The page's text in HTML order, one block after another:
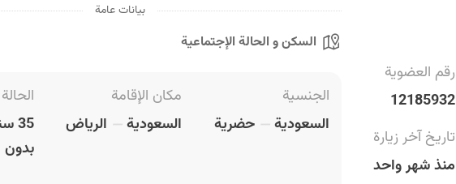
بيانات عامة
رقم العضوية
12185932
تاريخ آخر زيارة
منذ شهر واحد
السكن و الحالة الإجتماعية
الجنسية
السعودية
حضرية
مكان الإقامة
السعودية
الرياض
35 سنة
بدون